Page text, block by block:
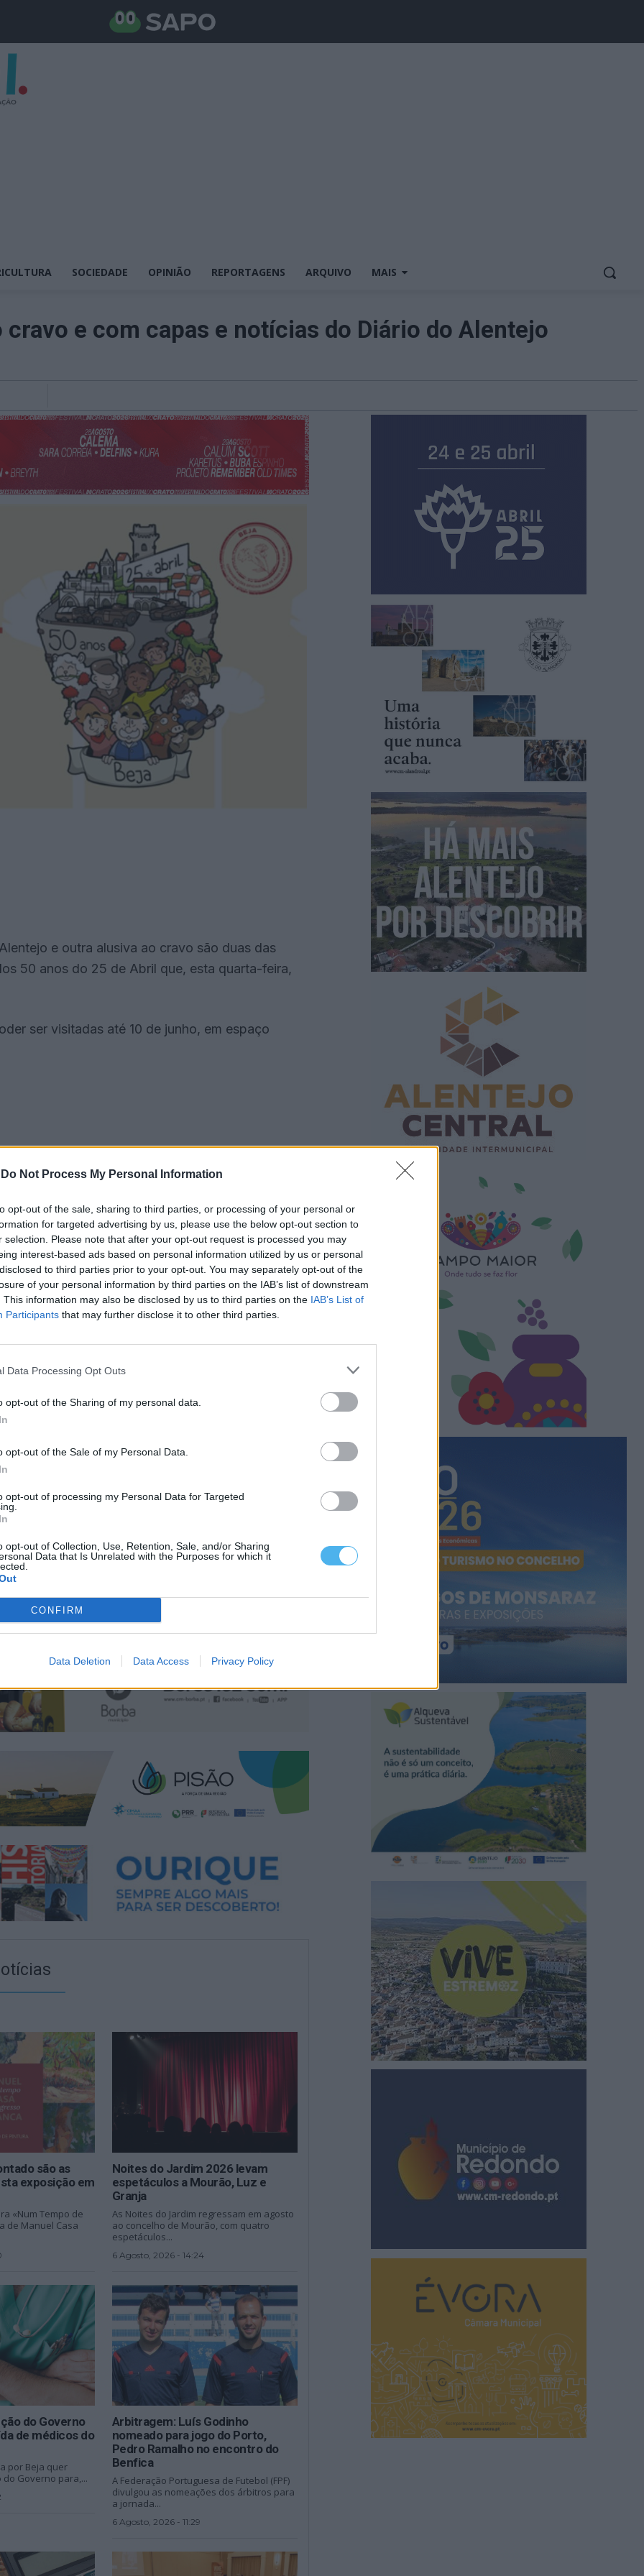
Do Not Process My Personal Information
opt-out of the sale, sharing to third parties, or processing of your personal or
for targeted advertising by us, please use the below opt-out section to
selection. Please note that after your opt-out request is processed you may
interest-based ads based on personal information utilized by us or personal
to third parties prior to your opt-out. You may separately opt-out of the
of your personal information by third parties on the IAB’s list of downstream
This information may also be disclosed by us to third parties on the IAB’s List of
Participants that may further disclose it to other third parties.
Data Processing Opt Outs
opt-out of the Sharing of my personal data.
opt-out of the Sale of my Personal Data.
opt-out of processing my Personal Data for Targeted
opt-out of Collection, Use, Retention, Sale, and/or Sharing
Data that Is Unrelated with the Purposes for which it
CONFIRM
Data Deletion Data Access Privacy Policy
SOCIEDADE OPINIÃO REPORTAGENS ARQUIVO MAIS
e com capas e notícias do Diário do Alentejo
e outra alusiva ao cravo são duas das
50 anos do 25 de Abril que, esta quarta-feira,
ser visitadas até 10 de junho, em espaço
e notícias do jornal referentes aos anos de
“símbolo maior da revolução portuguesa de há
– Biblioteca e Arquivo de José Pacheco
a conferência intitulada “50 anos de
João Soares, Joaquim Matos e Marisa
são as
exposição em
«Num Tempo de
de Manuel Casa
Noites do Jardim 2026 levam
espetáculos a Mourão, Luz e
Granja
As Noites do Jardim regressam em agosto
ao concelho de Mourão, com quatro
espetáculos...
6 Agosto, 2026 - 14:24
do Governo
de médicos do
por Beja quer
Governo para,...
Arbitragem: Luís Godinho
nomeado para jogo do Porto,
Pedro Ramalho no encontro do
Benfica
A Federação Portuguesa de Futebol (FPF)
divulgou as nomeações dos árbitros para
a jornada...
6 Agosto, 2026 - 11:29